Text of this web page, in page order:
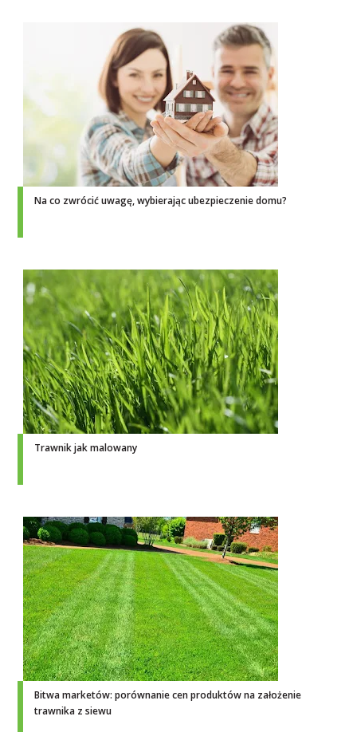
Na co zwrócić uwagę, wybierając ubezpieczenie domu?
Trawnik jak malowany
Bitwa marketów: porównanie cen produktów na założenie
trawnika z siewu